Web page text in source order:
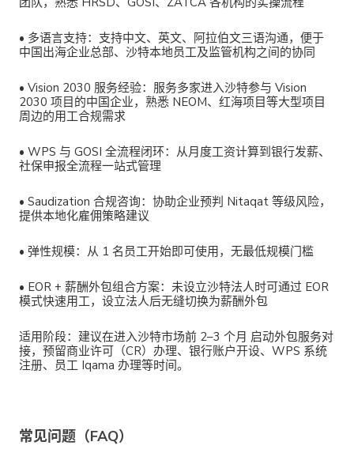
• 多语言支持：支持中文、英文、阿拉伯文三语沟通，便于
中国出海企业总部、沙特本地员工及监管机构之间的协同
• Vision 2030 服务经验：服务多家进入沙特参与 Vision
2030 项目的中国企业，熟悉 NEOM、红海项目等大型项目
周边的用工合规需求
• WPS 与 GOSI 全流程闭环：从月度工资计算到银行发薪、
社保申报全流程一站式管理
• Saudization 合规咨询：协助企业预判 Nitaqat 等级风险，
提供本地化雇佣策略建议
• 弹性规模：从 1 名员工开始即可使用，无最低规模门槛
• EOR + 薪酬外包组合方案：未设立沙特法人时可通过 EOR
模式快速用工，设立法人后无缝切换为薪酬外包
适用阶段：建议在进入沙特市场前 2–3 个月 启动外包服务对
接，预留商业许可（CR）办理、银行账户开设、WPS 系统
注册、员工 Iqama 办理等时间。
常见问题（FAQ）